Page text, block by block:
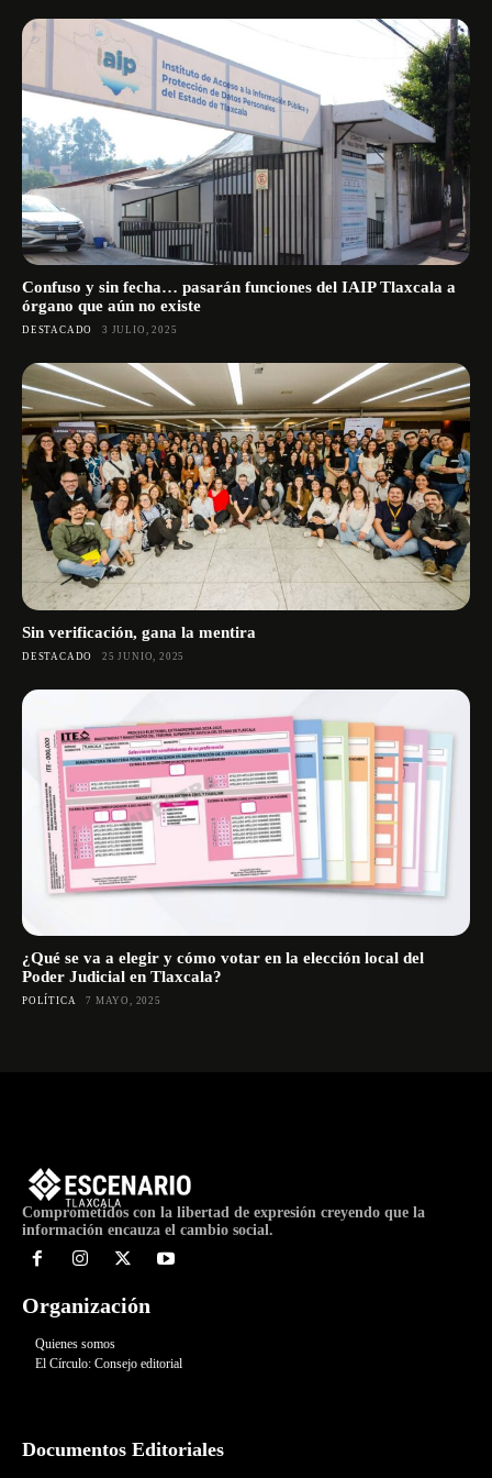
Confuso y sin fecha… pasarán funciones del IAIP Tlaxcala a
órgano que aún no existe
DESTACADO 3 JULIO, 2025
Sin verificación, gana la mentira
DESTACADO 25 JUNIO, 2025
¿Qué se va a elegir y cómo votar en la elección local del
Poder Judicial en Tlaxcala?
POLÍTICA 7 MAYO, 2025
Comprometidos con la libertad de expresión creyendo que la
información encauza el cambio social.
Organización
Quienes somos
El Círculo: Consejo editorial
Documentos Editoriales